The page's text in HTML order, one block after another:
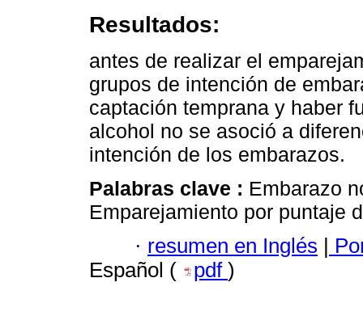
Resultados:
antes de realizar el
grupos de intención de
captación temprana y haber
alcohol no se asoció a
intención de los embarazos.
Palabras clave : Embarazo
Emparejamiento por puntaje
· resumen en Inglés
Español (
pdf )